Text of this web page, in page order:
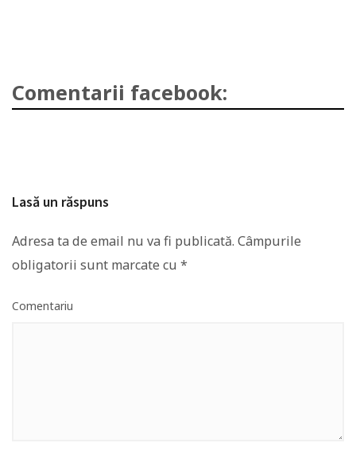
Comentarii facebook:
Lasă un răspuns
Adresa ta de email nu va fi publicată. Câmpurile
obligatorii sunt marcate cu *
Comentariu